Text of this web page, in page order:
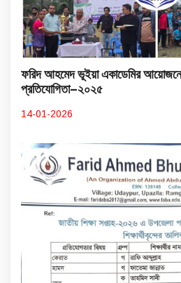
ফরিদ আহমেদ ভূইয়া একাডেমির
প্রতিযোগিতা–২০২৫
14-01-2026